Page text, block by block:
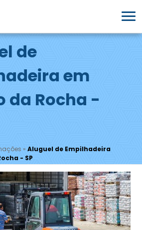
de
em
da Rocha -
» Aluguel de Empilhadeira
- SP